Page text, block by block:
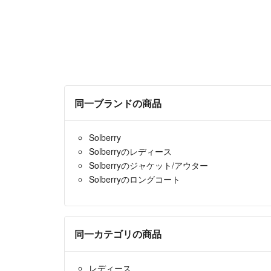
同一ブランドの商品
Solberry
Solberryのレディース
Solberryのジャケット/アウター
Solberryのロングコート
同一カテゴリの商品
レディース